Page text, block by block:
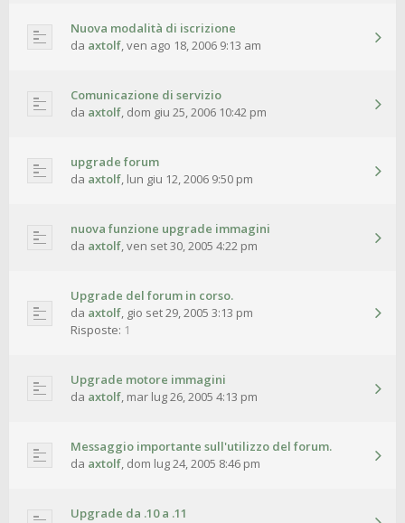
Nuova modalità di iscrizione
da axtolf,ven ago 18, 2006 9:13 am
Comunicazione di servizio
da axtolf, dom giu 25, 2006 10:42 pm
upgrade forum
da axtolf, lun giu 12, 2006 9:50 pm
nuova funzione upgrade immagini
da axtolf,ven set 30, 2005 4:22 pm
Upgrade del forum in corso.
da axtolf, gio set 29, 2005 3:13 pm
Risposte: 1
Upgrade motore immagini
da axtolf, mar lug 26, 2005 4:13 pm
Messaggio importante sull'utilizzo del forum.
da axtolf, dom lug 24, 2005 8:46 pm
Upgrade da .10 a .11